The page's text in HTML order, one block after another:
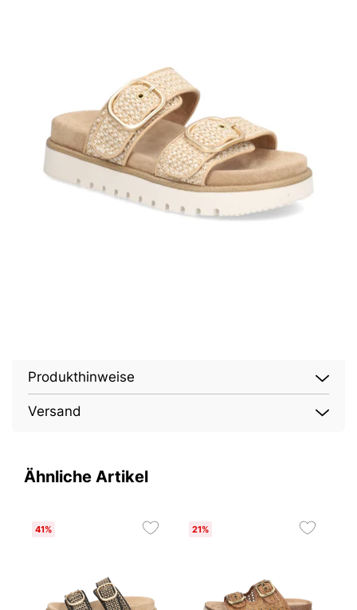
Produkthinweise
Versand
Ähnliche Artikel
41% 21%